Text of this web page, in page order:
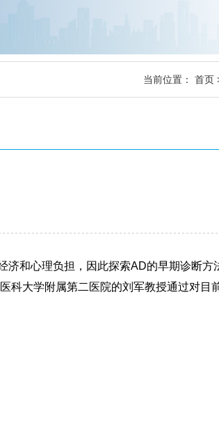
当前位置： 首页
济和心理负担，因此探索AD的早期诊断方
科大学附属第二医院的刘军教授通过对目